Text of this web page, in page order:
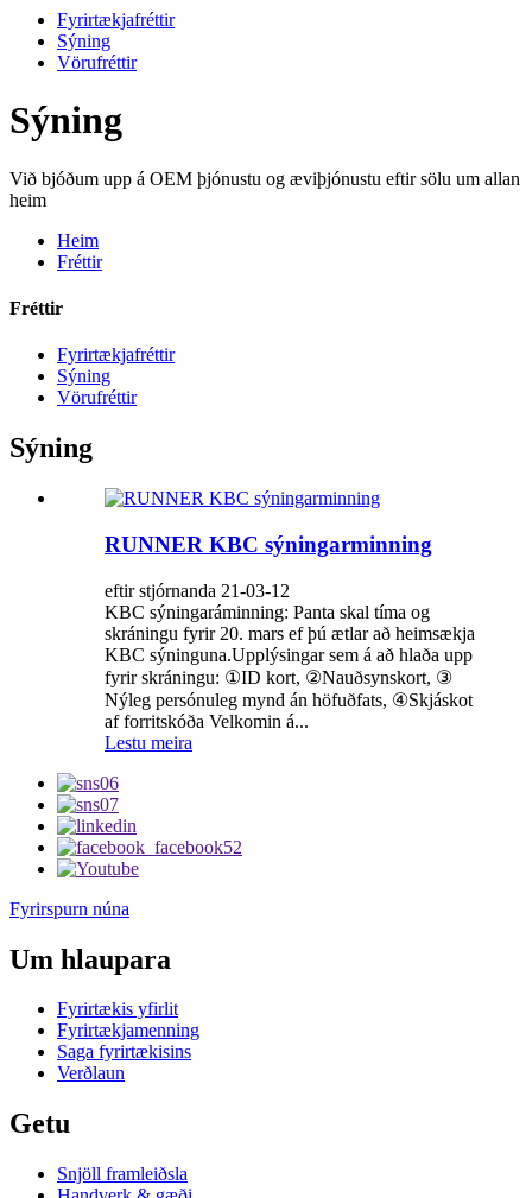
Fyrirtækjafréttir
Sýning
Vörufréttir
Sýning
Við bjóðum upp á OEM þjónustu og æviþjónustu eftir sölu um allan
heim
Heim
Fréttir
Fréttir
Fyrirtækjafréttir
Sýning
Vörufréttir
Sýning
RUNNER KBC sýningarminning
eftir stjórnanda 21-03-12
KBC sýningaráminning: Panta skal tíma og
skráningu fyrir 20. mars ef þú ætlar að heimsækja
KBC sýninguna.Upplýsingar sem á að hlaða upp
fyrir skráningu: ①ID kort, ②Nauðsynskort, ③
Nýleg persónuleg mynd án höfuðfats, ④Skjáskot
af forritskóða Velkomin á...
Lestu meira
Fyrirspurn núna
Um hlaupara
Fyrirtækis yfirlit
Fyrirtækjamenning
Saga fyrirtækisins
Verðlaun
Getu
Snjöll framleiðsla